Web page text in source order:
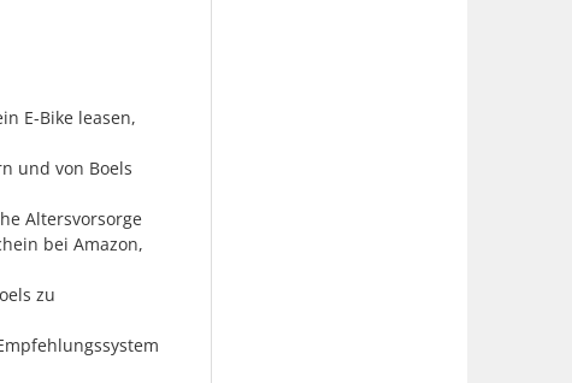
E-Bike leasen,
und von Boels
Altersvorsorge
bei Amazon,
zu